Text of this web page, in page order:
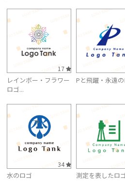
17
レインボー・フラワー
ロゴ...
Pと飛躍・永遠
34
水のロゴ 測定を表したロ